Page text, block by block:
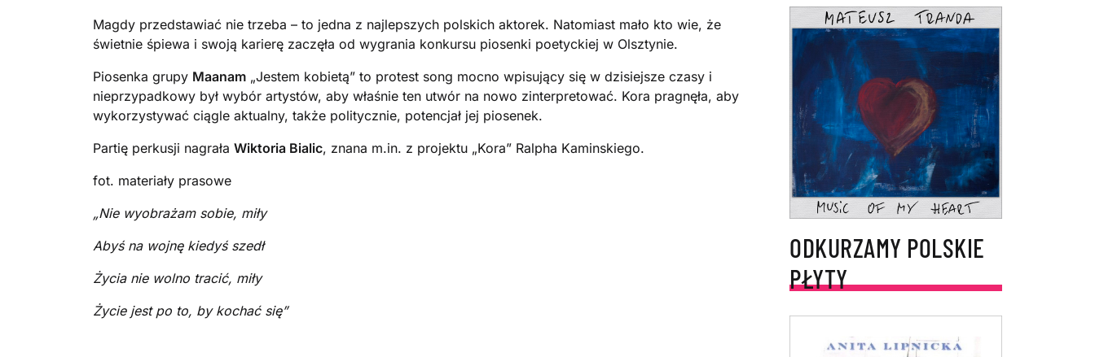
Magdy przedstawiać nie trzeba – to jedna z najlepszych polskich aktorek. Natomiast mało kto wie, że
świetnie śpiewa i swoją karierę zaczęła od wygrania konkursu piosenki poetyckiej w Olsztynie.
Piosenka grupy Maanam „Jestem kobietą” to protest song mocno wpisujący się w dzisiejsze czasy i
nieprzypadkowy był wybór artystów, aby właśnie ten utwór na nowo zinterpretować. Kora pragnęła, aby
wykorzystywać ciągle aktualny, także politycznie, potencjał jej piosenek.
Partię perkusji nagrała Wiktoria Bialic, znana m.in. z projektu „Kora” Ralpha Kaminskiego.
fot. materiały prasowe
„Nie wyobrażam sobie, miły
Abyś na wojnę kiedyś szedł
Życia nie wolno tracić, miły
Życie jest po to, by kochać się”
ODKURZAMY POLSKIE
PŁYTY